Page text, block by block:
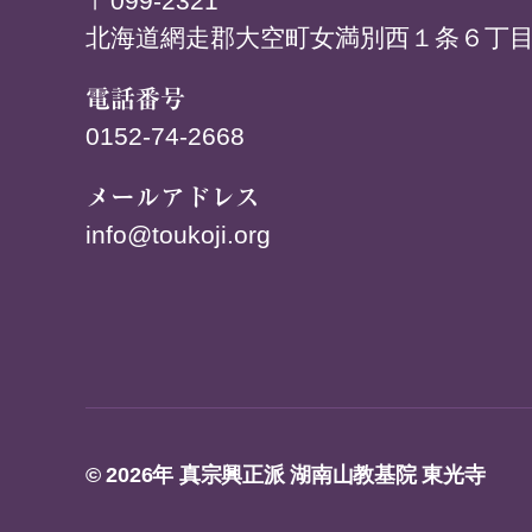
北海道網走郡大空町女満別西１条６丁
電話番号
0152-74-2668
メールアドレス
info@toukoji.org
© 2026年 真宗興正派 湖南山教基院 東光寺